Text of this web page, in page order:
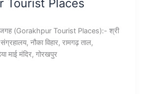
Tourist Places
(Gorakhpur Tourist Places):- श्री
नौका विहार, रामगढ़ ताल,
माई मंदिर, गोरखपुर